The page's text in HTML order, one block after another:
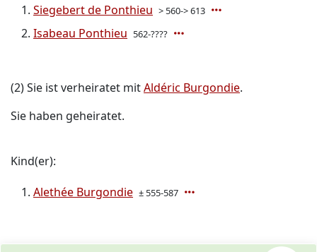
Siegebert de Ponthieu > 560-> 613
Isabeau Ponthieu 562-????
(2) Sie ist verheiratet mitAldéric Burgondie.
Sie haben geheiratet.
Kind(er):
Alethée Burgondie ± 555-587